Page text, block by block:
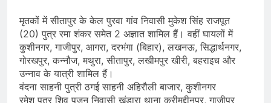
मृतकों में सीतापुर के केल पुरवा गांव निवासी मुकेश सिंह राजपूत
(20) पुत्र रमा शंकर समेत 2 अज्ञात शामिल हैं। वहीं घायलों में
कुशीनगर, गाजीपुर, आगरा, दरभंगा (बिहार), लखनऊ, सिद्धार्थनगर,
गोरखपुर, कन्नौज, मथुरा, सीतापुर, लखीमपुर खीरी, बहराइच और
उन्नाव के यात्री शामिल हैं।
वंदना साहनी पुत्री ठगई साहनी अहिरौली बाजार, कुशीनगर
रमेश पुत्र शिव पूजन निवासी खंडारा थाना करीमुद्दीनपुर, गाजीपुर